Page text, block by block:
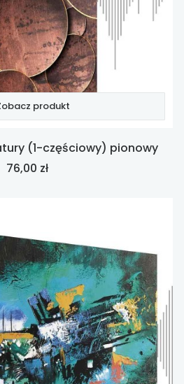
produkt
(1-częściowy) pionowy
Cena
76,00 zł